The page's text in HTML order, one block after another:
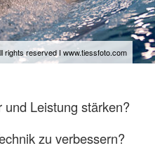
rights reserved I www.tiessfoto.com
Leistung stärken?
zu verbessern?